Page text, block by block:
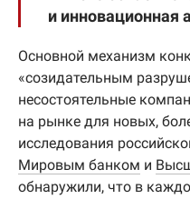
и инновационная
Основной механизм
«созидательным
несостоятельные
на рынке для новых,
исследования
Мировым банком и
обнаружили, что в